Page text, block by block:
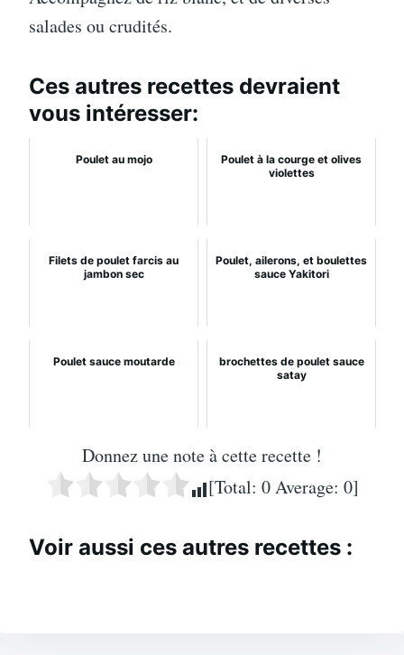
salades ou crudités.
Ces autres recettes devraient
vous intéresser:
Poulet au mojo
Poulet à la courge et olives
violettes
Filets de poulet farcis au
jambon sec
Poulet, ailerons, et boulettes
sauce Yakitori
Poulet sauce moutarde
brochettes de poulet sauce
satay
Donnez une note à cette recette !
[Total: 0Average: 0]
Voir aussi ces autres recettes :